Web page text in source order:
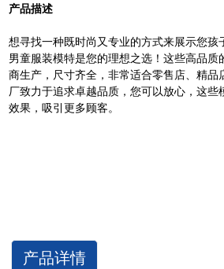
产品描述
想寻找一种既时尚又专业的方式来展示您孩
男童服装模特是您的理想之选！这些高品
商生产，尺寸齐全，非常适合零售店、精品
厂致力于追求卓越品质，您可以放心，这
效果，吸引更多顾客。
产品详情